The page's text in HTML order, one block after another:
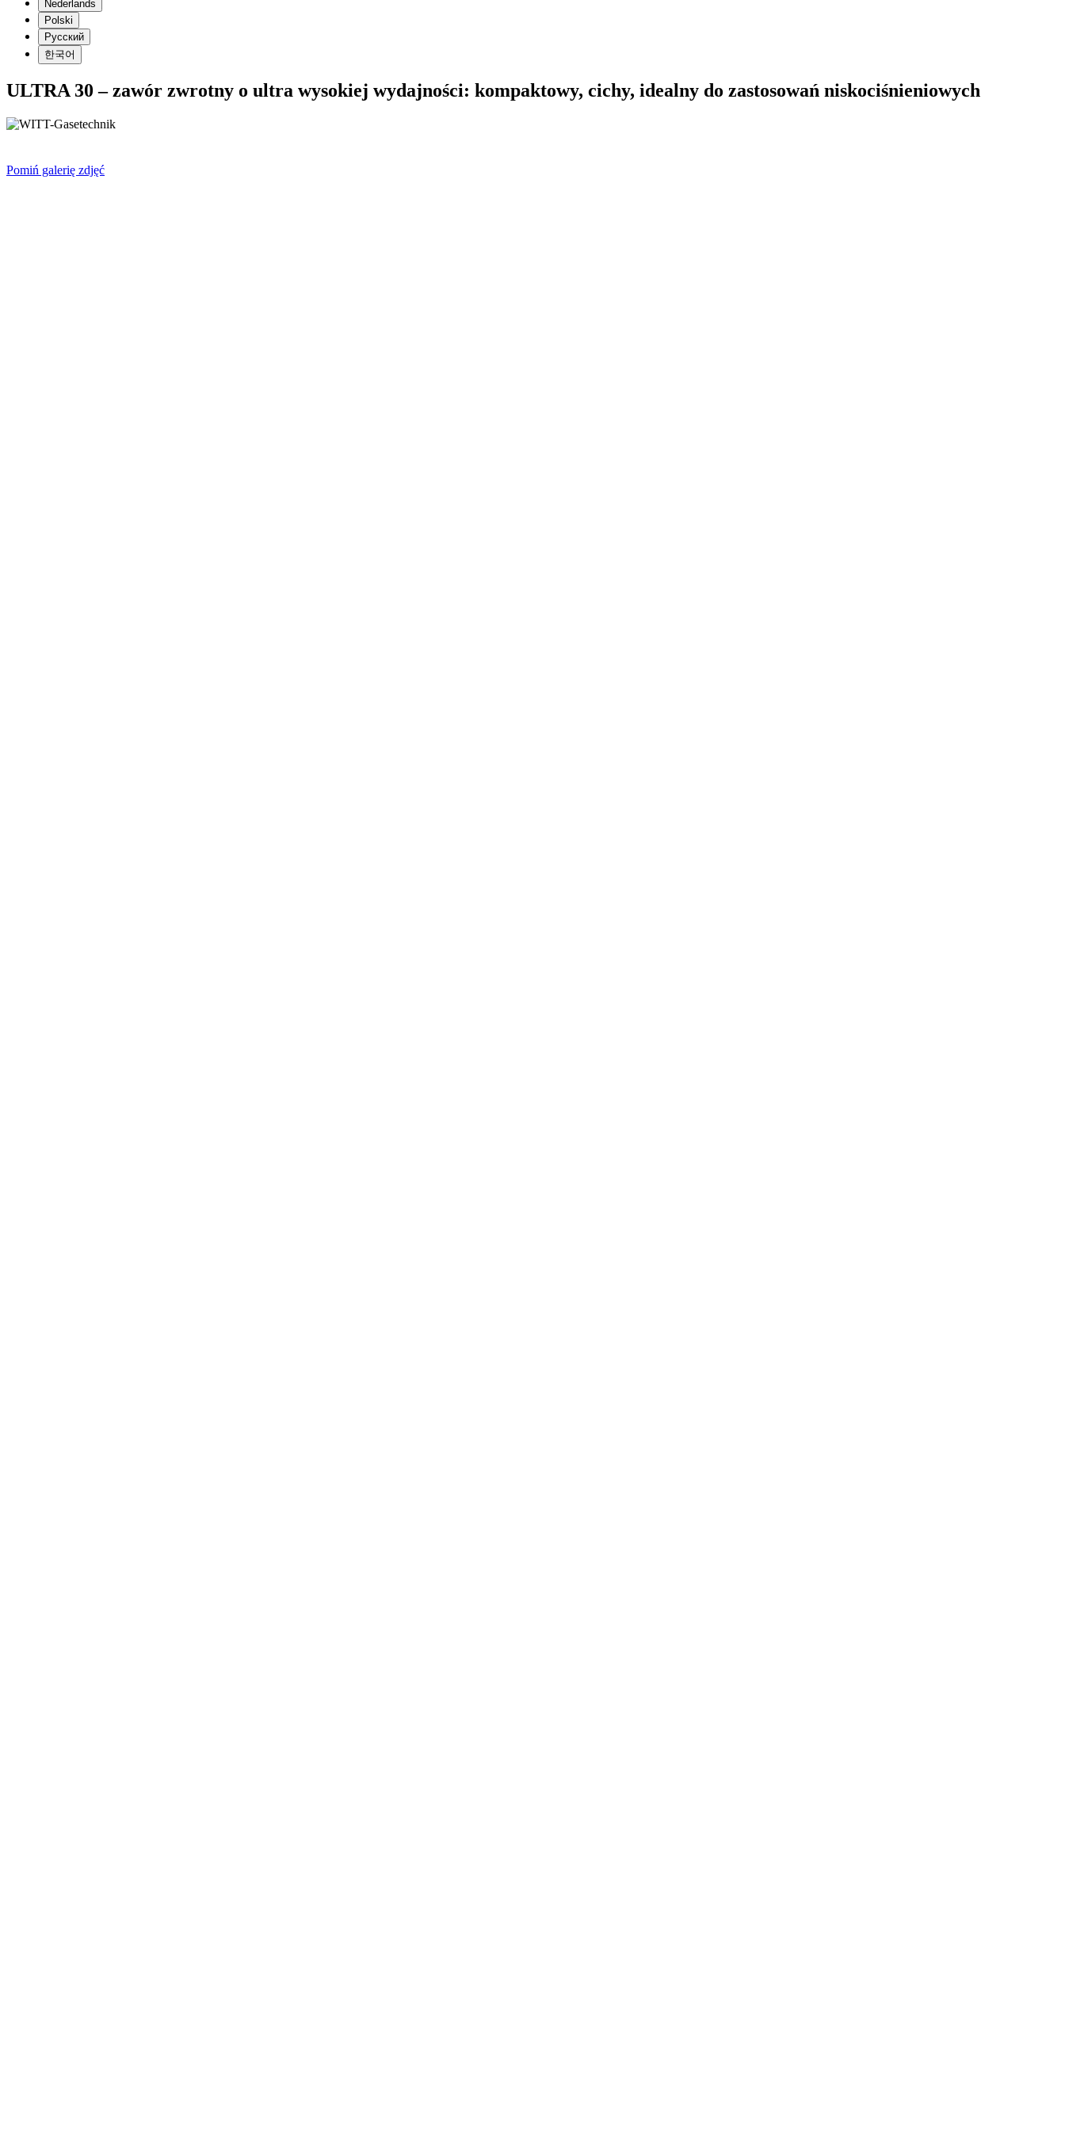
Nederlands
Polski
Русский
한국어
ULTRA 30 – zawór zwrotny o ultra wysokiej wydajności: kompaktowy, cichy, idealny do zastosowań niskociśnieniowych
Pomiń galerię zdjęć